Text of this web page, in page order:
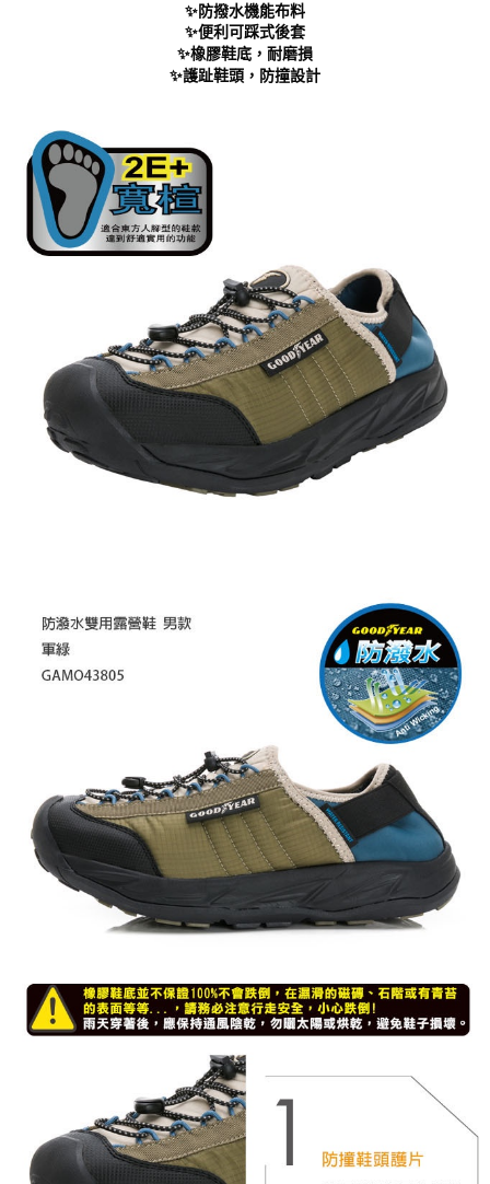
１．透過由恩沛科技股份有限公司提供之「AFTEE先享後付」服務完成之交
易，需依本服務之必要範圍內提供個人資料，並將交易相關給付款項請求債
權轉讓予恩沛科技股份有限公司。
２．關於個人資料處理事宜，請瀏覽以下網址：
「AFTEE先享後付」，若未經同意申辦者引起之損失，本公司不負相關責
任。
４．使用「AFTEE先享後付」時，將依據個別帳號之用戶狀況，依本公司即
時審查核予不同之上限額度；若仍有額度不足之情形，本公司將視審查結果
請求用戶進行身份認證。
５．嚴禁一人註冊多個帳號或使用他人資訊註冊。若發現惡意使用之情形，
恩沛科技股份有限公司將有權停止該用戶之使用額度並採取法律行動。
每筆NT$90，滿NT$999(含以上)免運費
✨防撥水機能布料
✨便利可踩式後套
✨橡膠鞋底，耐磨損
✨護趾鞋頭，防撞設計